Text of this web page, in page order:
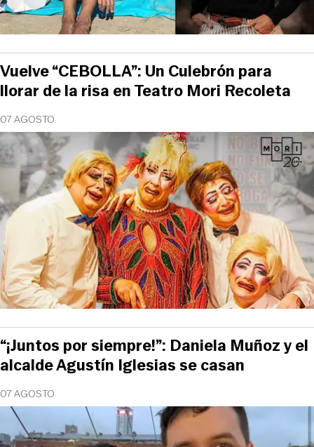
07 AGOSTO
Vuelve “CEBOLLA”: Un Culebrón para
llorar de la risa en Teatro Mori Recoleta
07 AGOSTO
“¡Juntos por siempre!”: Daniela Muñoz y el
alcalde Agustín Iglesias se casan